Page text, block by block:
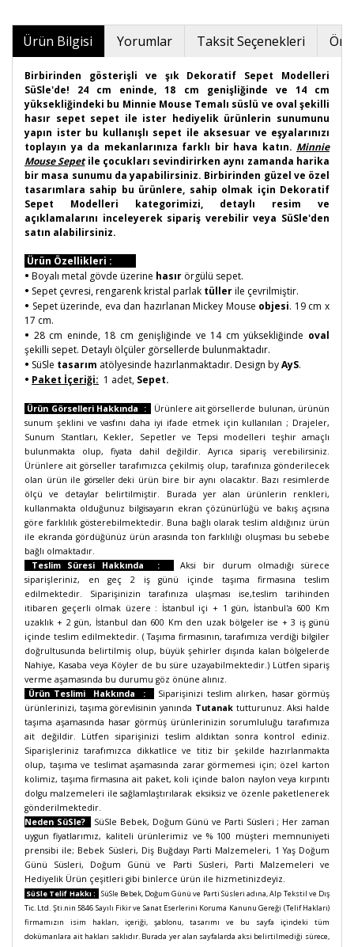
Ürün Bilgisi Yorumlar Taksit Seçenekleri
Birbirinden gösterişli ve şık Dekoratif Sepet Modelleri
SüSle'de! 24 cm eninde, 18 cm genişliğinde ve 14 cm
yüksekliğindeki bu Minnie Mouse Temalı süslü ve oval şekilli
hasır sepet sepet ile ister hediyelik ürünlerin sunumunu
yapın ister bu kullanışlı sepet ile aksesuar ve eşyalarınızı
toplayın ya da mekanlarınıza farklı bir hava katın. Minnie
Mouse Sepetile çocukları sevindirirken aynı zamanda harika
bir masa sunumu da yapabilirsiniz. Birbirinden güzel ve özel
tasarımlara sahip bu ürünlere, sahip olmak için Dekoratif
Sepet Modelleri kategorimizi, detaylı resim ve
açıklamalarını inceleyerek sipariş verebilir veya SüSle'den
satın alabilirsiniz.
Ürün Özellikleri :
• Boyalı metal gövde üzerine hasır örgülü sepet.
• Sepet çevresi, rengarenk kristal parlak tüllerile çevrilmiştir.
• Sepet üzerinde, eva dan hazırlanan Mickey Mouse objesi. 19 cm x
17 cm.
• 28 cm eninde, 18 cm genişliğinde ve 14 cm yüksekliğinde oval
şekilli sepet. Detaylı ölçüler görsellerde bulunmaktadır.
• SüSle tasarım atölyesinde hazırlanmaktadır. Design byAyS.
• Paket İçeriği: 1 adet, Sepet.
Ürün Görselleri Hakkında :
Ürünlere ait görsellerde bulunan, ürünün
sunum şeklini ve vasfını daha iyi ifade etmek için kullanılan ; Drajeler,
Sunum Stantları, Kekler, Sepetler ve Tepsi modelleri teşhir amaçlı
bulunmakta olup, fiyata dahil değildir. Ayrıca sipariş verebilirsiniz.
Ürünlere ait görseller tarafımızca çekilmiş olup, tarafınıza gönderilecek
olan ürün ilegörseller deki ürün bire bir aynı olacaktır. Bazı resimlerde
ölçü ve detaylar belirtilmiştir. Burada yer alan ürünlerin renkleri,
kullanmakta olduğunuz bilgisayarın ekran çözünürlüğü ve bakış açısına
göre farklılık gösterebilmektedir. Buna bağlı olarak teslim aldığınız ürün
ile ekranda gördüğünüz ürün arasında ton farklılığı oluşması bu sebebe
bağlı olmaktadır.
Teslim Süresi Hakkında :
Aksi bir durum olmadığı sürece
siparişleriniz, en geç 2 iş günü içinde taşıma firmasına teslim
edilmektedir. Siparişinizin tarafınıza ulaşması ise,teslim tarihinden
itibaren geçerli olmak üzere : İstanbul içi + 1 gün, İstanbul'a 600 Km
uzaklık + 2 gün, İstanbul dan 600 Km den uzak bölgeler ise + 3 iş günü
içinde teslim edilmektedir. ( Taşıma firmasının, tarafımıza verdiği bilgiler
doğrultusunda belirtilmiş olup, büyük şehirler dışında kalan bölgelerde
Nahiye, Kasaba veya Köyler de bu süre uzayabilmektedir.) Lütfen sipariş
verme aşamasında bu durumu göz önüne alınız.
Ürün Teslimi Hakkında :
Siparişinizi teslim alırken, hasar görmüş
ürünlerinizi, taşıma görevlisinin yanında Tutanak tutturunuz. Aksi halde
taşıma aşamasında hasar görmüş ürünlerinizin sorumluluğu tarafımıza
ait değildir. Lütfen siparişinizi teslim aldıktan sonra kontrol ediniz.
Siparişleriniz tarafımızca dikkatlice ve titiz bir şekilde hazırlanmakta
olup, taşıma ve teslimat aşamasında zarar görmemesi için; özel karton
kolimiz, taşıma firmasına ait paket, koli içinde balon naylon veya kırpıntı
dolgu malzemeleri ile sağlamlaştırılarak eksiksiz ve özenle paketlenerek
gönderilmektedir.
Neden SüSle?
SüSle Bebek, Doğum Günü ve Parti Süsleri ; Her zaman
uygun fiyatlarımız, kaliteli ürünlerimiz ve % 100 müşteri memnuniyeti
prensibi ile; Bebek Süsleri, Diş Buğdayı Parti Malzemeleri, 1 Yaş Doğum
Günü Süsleri, Doğum Günü ve Parti Süsleri, Parti Malzemeleri ve
Hediyelik Ürün çeşitleri gibi binlerce ürün ile hizmetinizdeyiz.
SüSle Telif Hakkı :
SüSle Bebek, Doğum Günü ve Parti Süsleri adına, Alp Tekstil ve Dış
Tic. Ltd. Şti.nin 5846 Sayılı Fikir ve Sanat Eserlerini Koruma Kanunu Gereği (Telif Hakları)
firmamızın isim hakları, içeriği, şablonu, tasarımı ve bu sayfa içindeki tüm
dokümanlara ait hakları saklıdır. Burada yer alan sayfalarda aksi belirtilmediği sürece,